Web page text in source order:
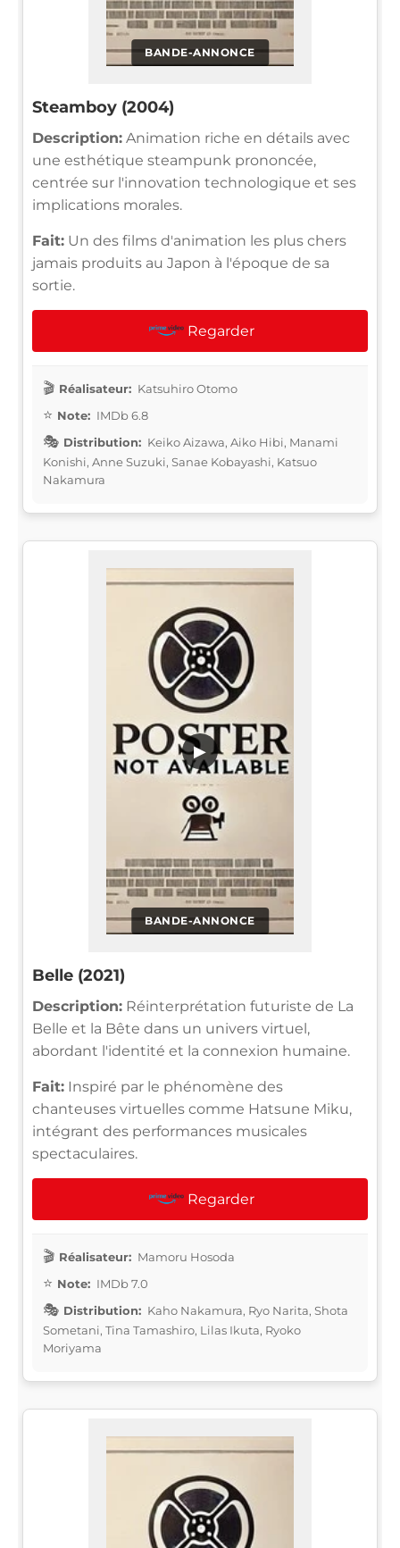
BANDE-ANNONCE
Steamboy (2004)
Description: Animation riche en détails avec
une esthétique steampunk prononcée,
centrée sur l'innovation technologique et ses
implications morales.
Fait: Un des films d'animation les plus chers
jamais produits au Japon à l'époque de sa
sortie.
Regarder
Réalisateur: Katsuhiro Otomo
Note: IMDb 6.8
Distribution: Keiko Aizawa, Aiko Hibi, Manami
Konishi, Anne Suzuki, Sanae Kobayashi, Katsuo
Nakamura
BANDE-ANNONCE
▶
Belle (2021)
Description: Réinterprétation futuriste de La
Belle et la Bête dans un univers virtuel,
abordant l'identité et la connexion humaine.
Fait: Inspiré par le phénomène des
chanteuses virtuelles comme Hatsune Miku,
intégrant des performances musicales
spectaculaires.
Regarder
Réalisateur: Mamoru Hosoda
Note: IMDb 7.0
Distribution: Kaho Nakamura, Ryo Narita, Shota
Sometani, Tina Tamashiro, Lilas Ikuta, Ryoko
Moriyama